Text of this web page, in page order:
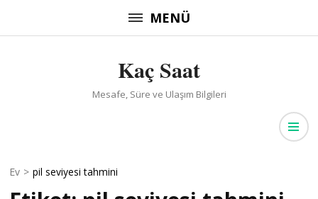
atla
MENÜ
Kaç Saat
Mesafe, Süre ve Ulaşım Bilgileri
Ev > pil seviyesi tahmini